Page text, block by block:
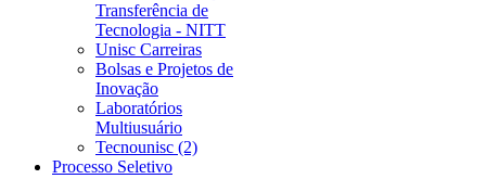
Transferência de
Tecnologia - NITT
Unisc Carreiras
Bolsas e Projetos de
Inovação
Laboratórios
Multiusuário
Tecnounisc (2)
Processo Seletivo